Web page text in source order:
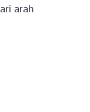
arah